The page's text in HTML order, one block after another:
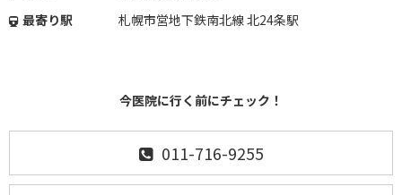
最寄り駅
札幌市営地下鉄南北線 北24条駅
今医院に行く前にチェック！
011-716-9255